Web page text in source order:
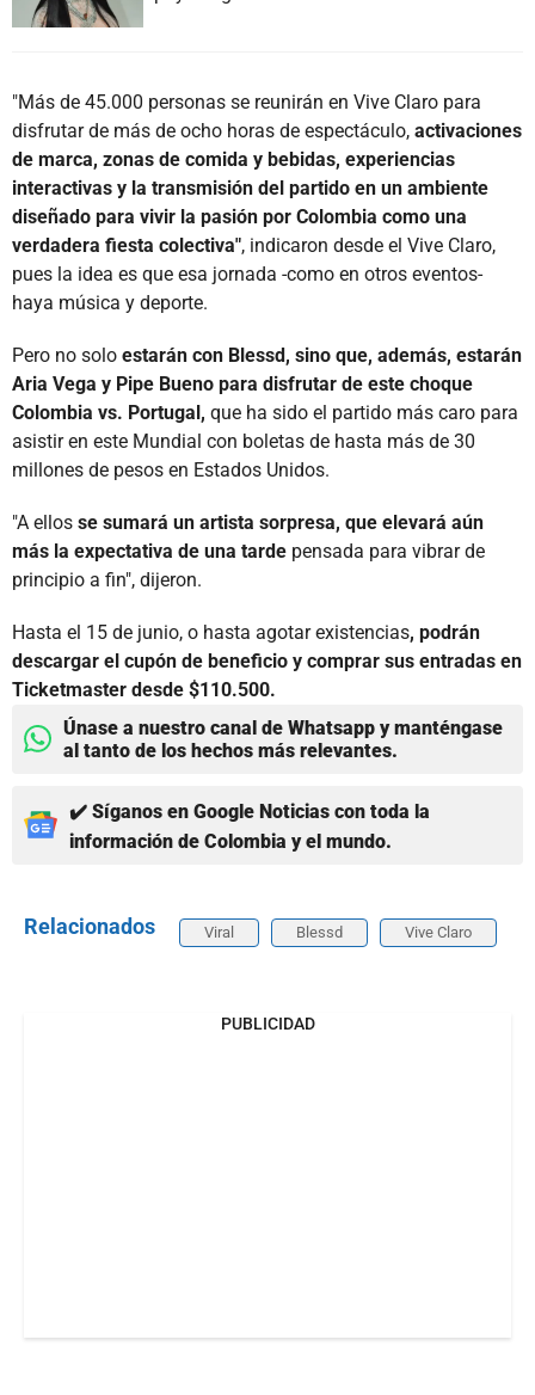
"Más de 45.000 personas se reunirán en Vive Claro para
disfrutar de más de ocho horas de espectáculo, activaciones
de marca, zonas de comida y bebidas, experiencias
interactivas y la transmisión del partido en un ambiente
diseñado para vivir la pasión por Colombia como una
verdadera fiesta colectiva", indicaron desde el Vive Claro,
pues la idea es que esa jornada -como en otros eventos-
haya música y deporte.
Pero no solo estarán con Blessd, sino que, además, estarán
Aria Vega y Pipe Bueno para disfrutar de este choque
Colombia vs. Portugal, que ha sido el partido más caro para
asistir en este Mundial con boletas de hasta más de 30
millones de pesos en Estados Unidos.
"A ellos se sumará un artista sorpresa, que elevará aún
más la expectativa de una tarde pensada para vibrar de
principio a fin", dijeron.
Hasta el 15 de junio, o hasta agotar existencias, podrán
descargar el cupón de beneficio y comprar sus entradas en
Ticketmaster desde $110.500.
Únase a nuestro canal de Whatsapp y manténgase
al tanto de los hechos más relevantes.
✔️ Síganos en Google Noticias con toda la
información de Colombia y el mundo.
Relacionados Viral Blessd Vive Claro
PUBLICIDAD